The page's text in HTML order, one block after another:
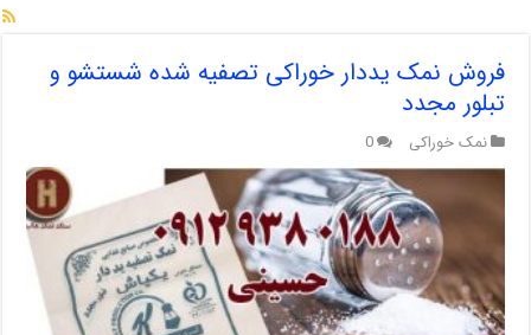
فروش نمک یددار خوراکی تصفیه شده شستشو و
تبلور مجدد
نمک خوراکی 0